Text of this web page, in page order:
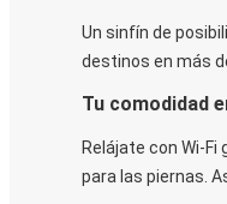
Un sinfín de
destinos en más
Tu comodidad
Relájate con Wi-
para las piernas.